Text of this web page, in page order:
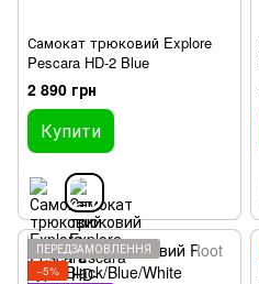
Самокат трюковий Explore
Pescara HD-2 Blue
2 890 грн
Купити
ПЕРЕДЗАМОВЛЕННЯ
−5%